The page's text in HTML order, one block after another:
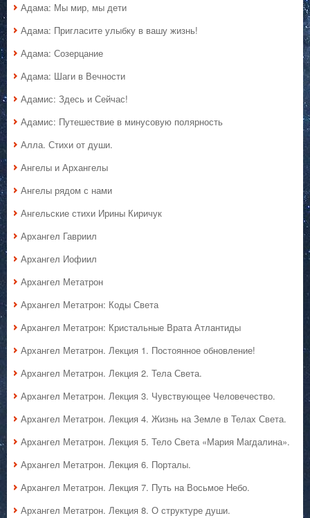
Адама: Мы мир, мы дети
Адама: Пригласите улыбку в вашу жизнь!
Адама: Созерцание
Адама: Шаги в Вечности
Адамис: Здесь и Сейчас!
Адамис: Путешествие в минусовую полярность
Алла. Стихи от души.
Ангелы и Архангелы
Ангелы рядом с нами
Ангельские стихи Ирины Киричук
Архангел Гавриил
Архангел Иофиил
Архангел Метатрон
Архангел Метатрон: Коды Света
Архангел Метатрон: Кристальные Врата Атлантиды
Архангел Метатрон. Лекция 1. Постоянное обновление!
Архангел Метатрон. Лекция 2. Тела Света.
Архангел Метатрон. Лекция 3. Чувствующее Человечество.
Архангел Метатрон. Лекция 4. Жизнь на Земле в Телах Света.
Архангел Метатрон. Лекция 5. Тело Света «Мария Магдалина».
Архангел Метатрон. Лекция 6. Порталы.
Архангел Метатрон. Лекция 7. Путь на Восьмое Небо.
Архангел Метатрон. Лекция 8. О структуре души.